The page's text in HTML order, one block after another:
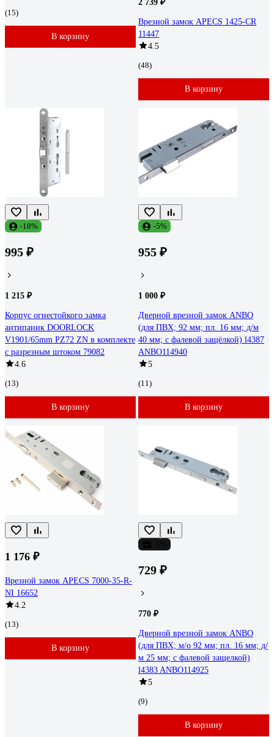
(15)
В корзину
2 739 ₽
Врезной замок APECS 1425-CR
11447
4.5
(48)
В корзину
-18%
995 ₽
1 215 ₽
Корпус огнестойкого замка
антипаник DOORLOCK
V1901/65mm PZ72 ZN в комплекте
с разрезным штоком 79082
4.6
(13)
В корзину
-5%
955 ₽
1 000 ₽
Дверной врезной замок ANBO
(для ПВХ; 92 мм; пл. 16 мм; д/м
40 мм; с фалевой защёлкой) l4387
ANBO114940
5
(11)
В корзину
1 176 ₽
Врезной замок APECS 7000-35-R-
NI 16652
4.2
(13)
В корзину
729 ₽
770 ₽
Дверной врезной замок ANBO
(для ПВХ; м/о 92 мм; пл. 16 мм; д/
м 25 мм; с фалевой защелкой)
l4383 ANBO114925
5
(9)
В корзину